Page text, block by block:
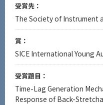
受賞先：
The Society of Instrument
賞：
SICE International Young
受賞題目：
Time-Lag Generation
Response of Back-